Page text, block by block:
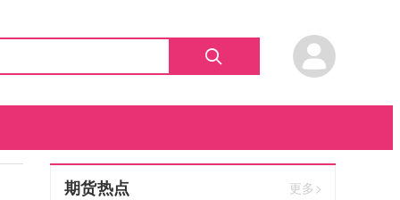
期货热点 更多>